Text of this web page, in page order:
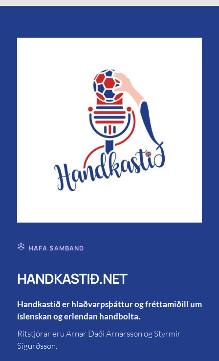
HAFA SAMBAND
HANDKASTIÐ.NET
Handkastið er hlaðvarpsþáttur og fréttamiðill um
íslenskan og erlendan handbolta.
Ritstjórar eru Arnar Daði Arnarsson og Styrmir
Sigurðsson.